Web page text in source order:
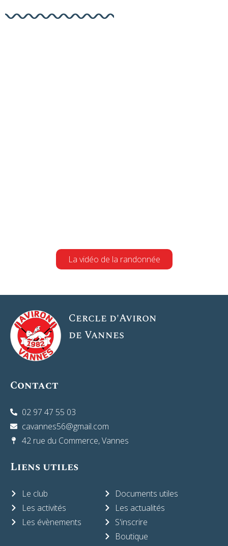
La vidéo de la randonnée
Cercle d'Aviron
de Vannes
Contact
02 97 47 55 03
cavannes56@gmail.com
42 rue du Commerce, Vannes
Liens utiles
Le club
Les activités
Les évènements
Documents utiles
Les actualités
S'inscrire
Boutique